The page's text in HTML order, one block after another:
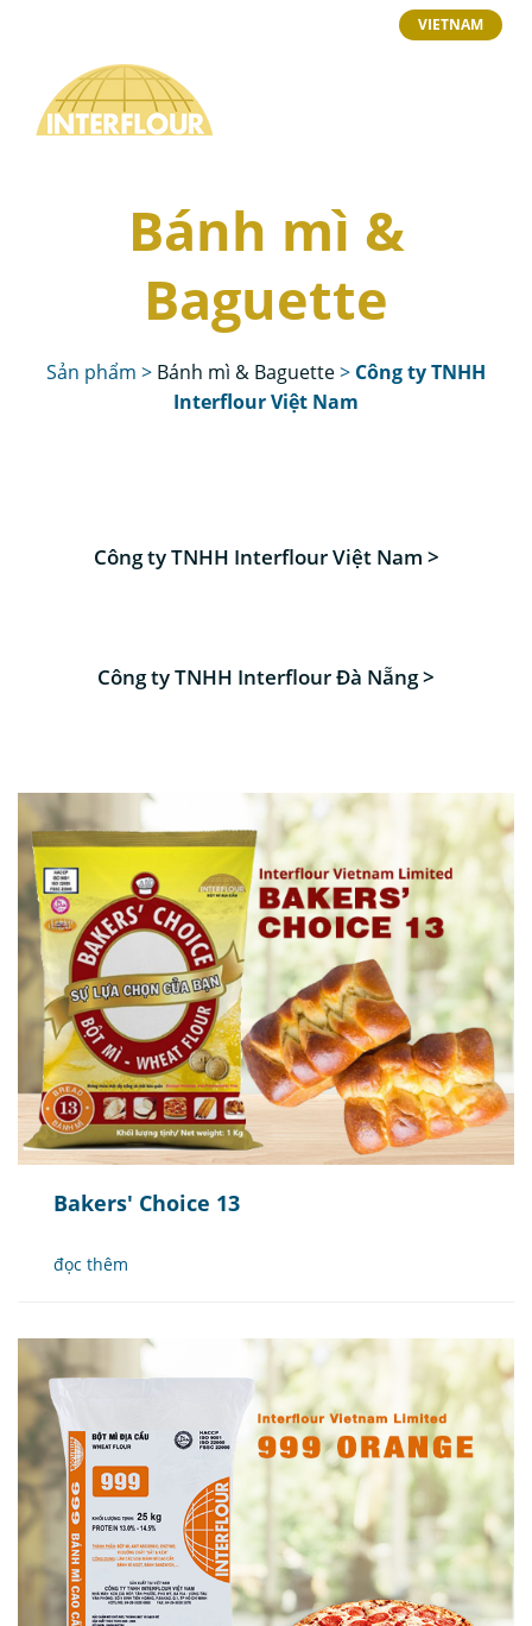
VIETNAM
Bánh mì &
Baguette
Sản phẩm > Bánh mì & Baguette> Công ty TNHH
Interflour Việt Nam
Công ty TNHH Interflour Việt Nam >
Công ty TNHH Interflour Đà Nẵng >
Bakers' Choice 13
đọc thêm